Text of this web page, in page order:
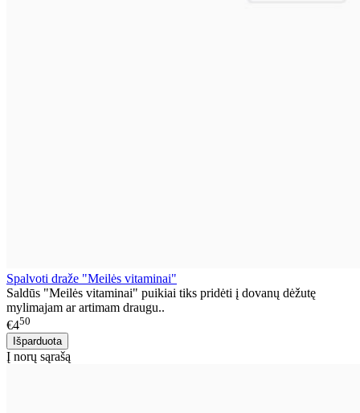
Spalvoti draže "Meilės vitaminai"
Saldūs "Meilės vitaminai" puikiai tiks pridėti į dovanų dėžutę
mylimajam ar artimam draugu..
€450
Į norų sąrašą